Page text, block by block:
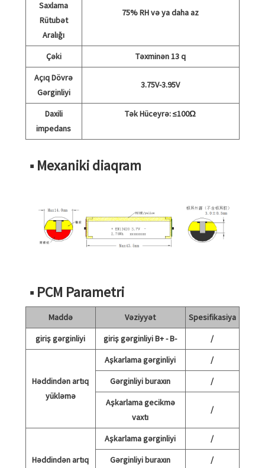
Saxlama
Rütubət
Aralığı
75% RH və ya daha az
Çəki
Təxminən 13 q
Açıq Dövrə
Gərginliyi
3.75V-3.95V
Daxili
impedans
Tək Hüceyrə: ≤100Ω
■ Mexaniki diaqram
■ PCM Parametri
Maddə Vəziyyət
Spesifikasiya
giriş gərginliyi
giriş gərginliyi B+ - B- /
Həddindən artıq
yükləmə
Aşkarlama gərginliyi
/
Gərginliyi buraxın
/
Aşkarlama gecikmə
vaxtı
/
Həddindən artıq
Aşkarlama gərginliyi
/
Gərginliyi buraxın
/